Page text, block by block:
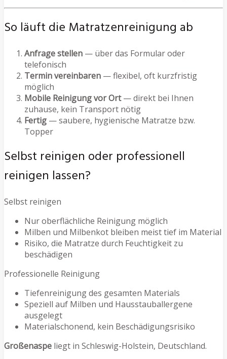
So läuft die Matratzenreinigung ab
Anfrage stellen — über das Formular oder
telefonisch
Termin vereinbaren — flexibel, oft kurzfristig
möglich
Mobile Reinigung vor Ort— direkt bei Ihnen
zuhause, kein Transport nötig
Fertig — saubere, hygienische Matratze bzw.
Topper
Selbst reinigen oder professionell
reinigen lassen?
Selbst reinigen
Nur oberflächliche Reinigung möglich
Milben und Milbenkot bleiben meist tief im Material
Risiko, die Matratze durch Feuchtigkeit zu
beschädigen
Professionelle Reinigung
Tiefenreinigung des gesamten Materials
Speziell auf Milben und Hausstauballergene
ausgelegt
Materialschonend, kein Beschädigungsrisiko
Großenaspe liegt in Schleswig-Holstein, Deutschland.